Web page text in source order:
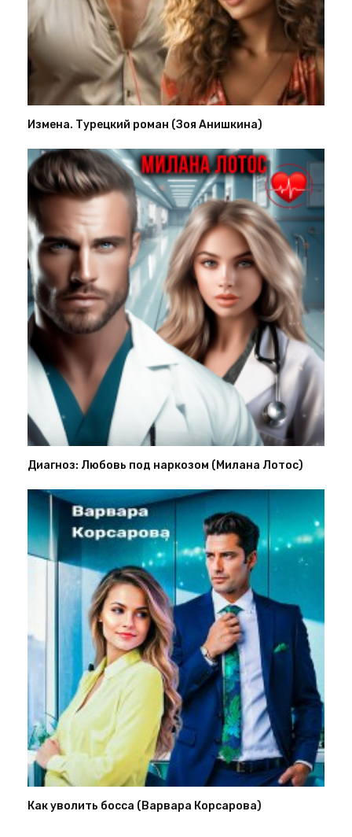
Измена. Турецкий роман (Зоя Анишкина)
Диагноз: Любовь под наркозом (Милана Лотос)
Как уволить босса (Варвара Корсарова)